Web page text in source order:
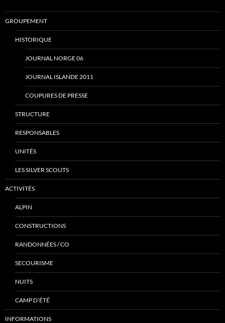
GROUPEMENT
HISTORIQUE
JOURNAL NORGE 06
JOURNAL ISLANDE 2011
COUPURES DE PRESSE
STRUCTURE
RESPONSABLES
UNITÉS
LES SILVER SCOUTS
ACTIVITÉS
ALPIN
CONSTRUCTIONS
RANDONNÉES / CO
SECOURISME
NUITS
CAMP D’ÉTÉ
INFORMATIONS